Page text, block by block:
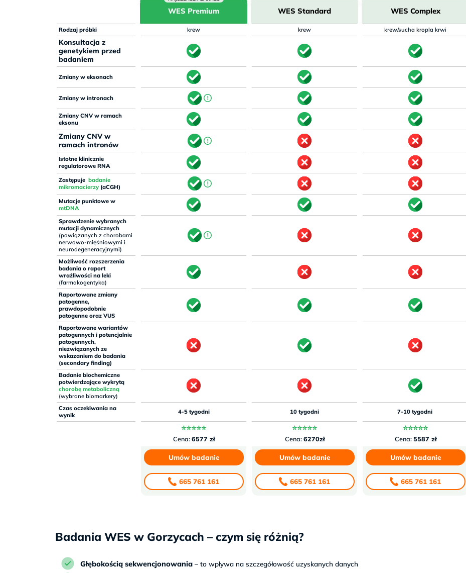
WES Premium WES Standard WES Complex
Rodzaj próbki krew krew krew/sucha kropla krwi
Konsultacja z
genetykiem przed
badaniem
Zmiany w eksonach
Zmiany w intronach
Zmiany CNV w ramach
eksonu
Zmiany CNV w
ramach intronów
Istotne klinicznie
regulatorowe RNA
Zastępuje badanie
mikromacierzy(aCGH)
Mutacje punktowe w
mtDNA
Sprawdzenie wybranych
mutacji dynamicznych
(powiązanych z chorobami
nerwowo-mięśniowymi i
neurodegeneracyjnymi)
Możliwość rozszerzenia
badania o raport
wrażliwości na leki
(farmakogentyka)
Raportowane zmiany
patogenne,
prawdopodobnie
patogenne oraz VUS
Raportowane wariantów
patogennych i potencjalnie
patogennych,
niezwiązanych ze
wskazaniem do badania
(secondary finding)
Badanie biochemiczne
potwierdzające wykrytą
chorobę metaboliczną
(wybrane biomarkery)
Czas oczekiwania na
wynik
4-5 tygodni 10 tygodni 7-10 tygodni
⭐⭐⭐⭐⭐
Cena:6577 zł
⭐⭐⭐⭐⭐
Cena:6270zł
⭐⭐⭐⭐⭐
Cena: 5587 zł
Umów badanie
665 761 161
Umów badanie
665 761 161
Umów badanie
665 761 161
Badania WES w Gorzycach – czym się różnią?
Głębokością sekwencjonowania – to wpływa na szczegółowość uzyskanych danych